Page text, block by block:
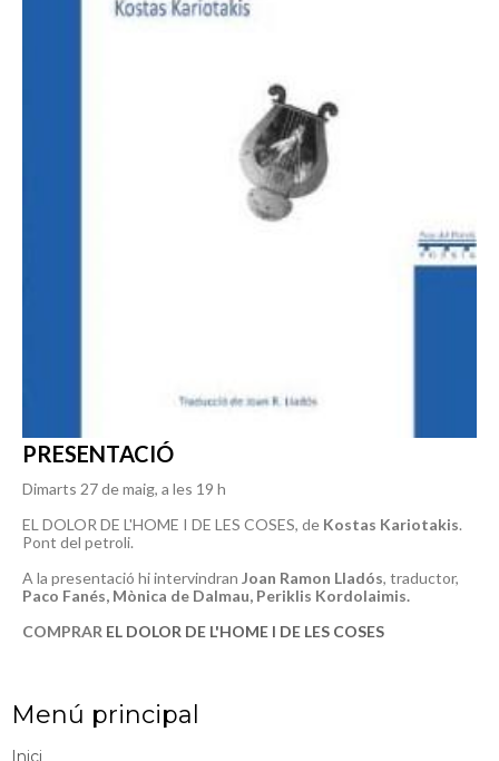
PRESENTACIÓ
Dimarts 27 de maig, a les 19 h
EL DOLOR DE L'HOME I DE LES COSES, de Kostas Kariotakis.
Pont del petroli.
A la presentació hi intervindran Joan Ramon Lladós, traductor,
Paco Fanés, Mònica de Dalmau, Periklis Kordolaimis.
COMPRAR EL DOLOR DE L'HOME I DE LES COSES
Menú principal
Inici